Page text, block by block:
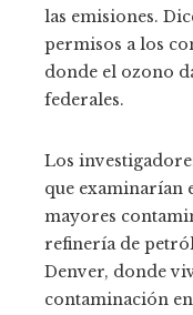
las emisiones.
permisos a los
donde el ozono
federales.
Los
que examinarían
mayores
refinería de
Denver, donde
contaminación